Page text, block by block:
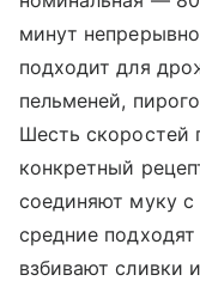
минут
подходит для
пельменей,
Шесть скоростей
конкретный
соединяют муку
средние
взбивают сливки